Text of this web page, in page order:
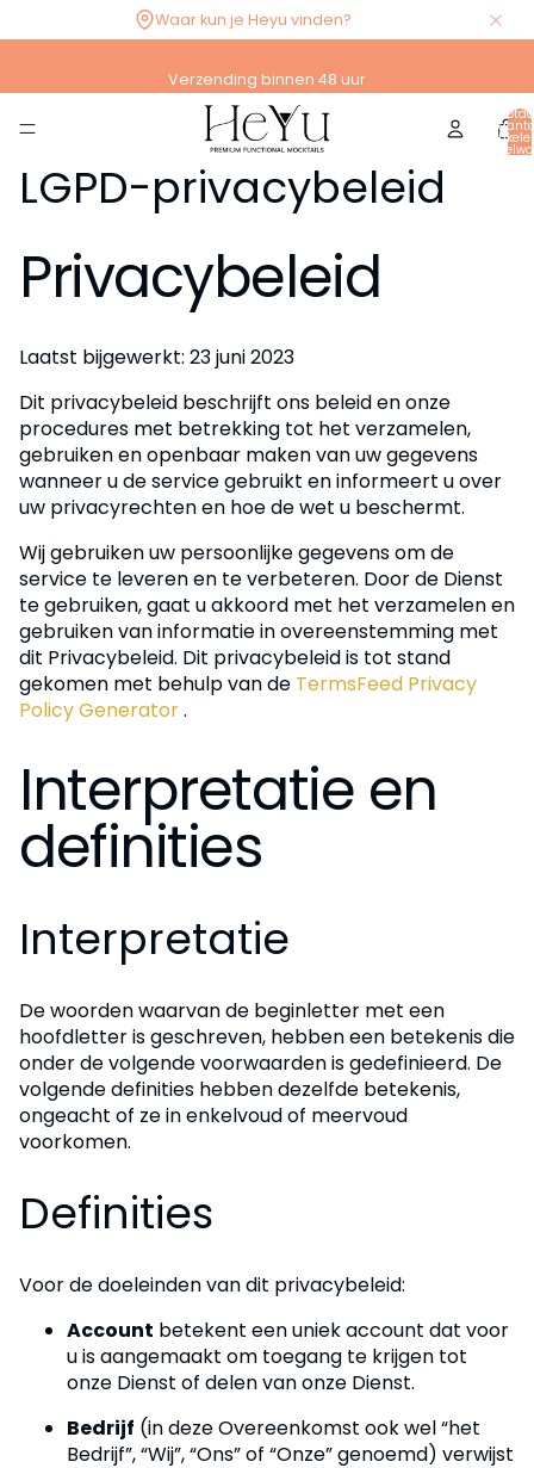
Waar kun je Heyu vinden?
Verzending binnen 48 uur
0
LGPD-privacybeleid
Privacybeleid
Laatst bijgewerkt: 23 juni 2023
Dit privacybeleid beschrijft ons beleid en onze
procedures met betrekking tot het verzamelen,
gebruiken en openbaar maken van uw gegevens
wanneer u de service gebruikt en informeert u over
uw privacyrechten en hoe de wet u beschermt.
Wij gebruiken uw persoonlijke gegevens om de
service te leveren en te verbeteren. Door de Dienst
te gebruiken, gaat u akkoord met het verzamelen en
gebruiken van informatie in overeenstemming met
dit Privacybeleid. Dit privacybeleid is tot stand
gekomen met behulp van de TermsFeed Privacy
Policy Generator.
Interpretatie en
definities
Interpretatie
De woorden waarvan de beginletter met een
hoofdletter is geschreven, hebben een betekenis die
onder de volgende voorwaarden is gedefinieerd. De
volgende definities hebben dezelfde betekenis,
ongeacht of ze in enkelvoud of meervoud
voorkomen.
Definities
Voor de doeleinden van dit privacybeleid:
Account betekent een uniek account dat voor
u is aangemaakt om toegang te krijgen tot
onze Dienst of delen van onze Dienst.
Bedrijf (in deze Overeenkomst ook wel “het
Bedrijf”, “Wij”, “Ons” of “Onze” genoemd) verwijst